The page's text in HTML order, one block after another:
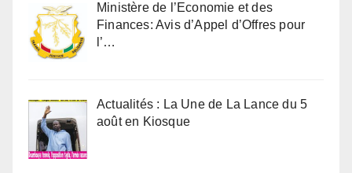
Ministère de l’Economie et des
Finances: Avis d’Appel d’Offres pour
l’…
Actualités : La Une de La Lance du 5
août en Kiosque